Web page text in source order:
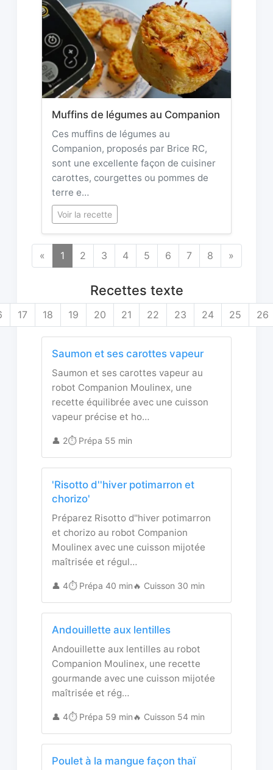
Muffins de légumes au Companion
Ces muffins de légumes au
Companion, proposés par Brice RC,
sont une excellente façon de cuisiner
carottes, courgettes ou pommes de
terre e…
Voir la recette
« 1 2 3 4 5 6 7 8 »
Recettes texte
17 18 19 20 21 22 23 24 25 26
Saumon et ses carottes vapeur
Saumon et ses carottes vapeur au
robot Companion Moulinex, une
recette équilibrée avec une cuisson
vapeur précise et ho…
👤 2⏱️ Prépa 55 min
'Risotto d''hiver potimarron et
chorizo'
Préparez Risotto d''hiver potimarron
et chorizo au robot Companion
Moulinex avec une cuisson mijotée
maîtrisée et régul…
👤 4⏱️ Prépa 40 min🔥 Cuisson 30 min
Andouillette aux lentilles
Andouillette aux lentilles au robot
Companion Moulinex, une recette
gourmande avec une cuisson mijotée
maîtrisée et rég…
👤 4⏱️ Prépa 59 min🔥 Cuisson 54 min
Poulet à la mangue façon thaï